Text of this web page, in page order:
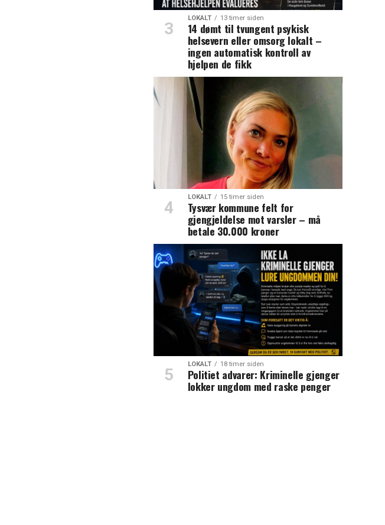
LOKALT 13 timer siden
14 dømt til tvungent psykisk
helsevern eller omsorg lokalt –
ingen automatisk kontroll av
hjelpen de fikk
LOKALT 15 timer siden
Tysvær kommune felt for
gjengjeldelse mot varsler – må
betale 30.000 kroner
LOKALT 18 timer siden
Politiet advarer: Kriminelle gjenger
lokker ungdom med raske penger